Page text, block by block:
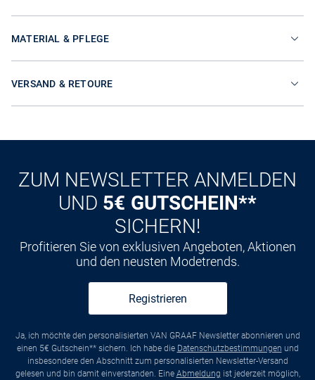
MATERIAL & PFLEGE
VERSAND & RETOURE
ZUM NEWSLETTER ANMELDEN
UND 5€ GUTSCHEIN**
SICHERN!
Profitieren Sie von exklusiven Angeboten, Aktionen
und den neusten Modetrends.
Registrieren
Ja, ich möchte den personalisierten VAN GRAAF Newsletter abonnieren und
einen 5€ Gutschein** sichern. Ich habe die Datenschutzbestimmungen und
insbesondere den Abschnitt zum personalisierten Newsletter-Versand
gelesen und bin damit einverstanden. Eine Abmeldung ist jederzeit möglich,